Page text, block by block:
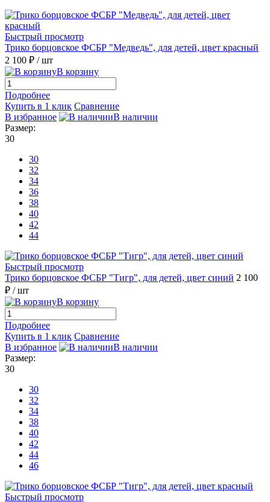
Быстрый просмотр
Трико борцовское ФСБР "Медведь", для детей, цвет красный
2 100 ₽ / шт
В корзину
Подробнее
Купить в 1 клик Сравнение
В избранное
В наличии
Размер:
30
30
32
34
36
38
40
42
44
Быстрый просмотр
Трико борцовское ФСБР "Тигр", для детей, цвет синий 2 100
₽ / шт
В корзину
Подробнее
Купить в 1 клик Сравнение
В избранное
В наличии
Размер:
30
30
32
34
38
40
42
44
46
Быстрый просмотр